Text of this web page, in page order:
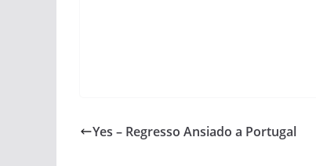
Yes – Regresso Ansiado a Portugal